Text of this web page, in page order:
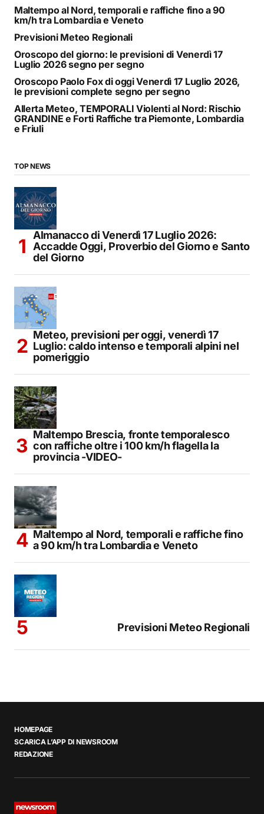
Maltempo al Nord, temporali e raffiche fino a 90
km/h tra Lombardia e Veneto
Previsioni Meteo Regionali
Oroscopo del giorno: le previsioni di Venerdì 17
Luglio 2026 segno per segno
Oroscopo Paolo Fox di oggi Venerdì 17 Luglio 2026,
le previsioni complete segno per segno
Allerta Meteo, TEMPORALI Violenti al Nord: Rischio
GRANDINE e Forti Raffiche tra Piemonte, Lombardia
e Friuli
TOP NEWS
Almanacco di Venerdì 17 Luglio 2026:
Accadde Oggi, Proverbio del Giorno e Santo
del Giorno
Meteo, previsioni per oggi, venerdì 17
Luglio: caldo intenso e temporali alpini nel
pomeriggio
Maltempo Brescia, fronte temporalesco
con raffiche oltre i 100 km/h flagella la
provincia -VIDEO-
Maltempo al Nord, temporali e raffiche fino
a 90 km/h tra Lombardia e Veneto
Previsioni Meteo Regionali
HOMEPAGE
SCARICA L’APP DI NEWSROOM
REDAZIONE